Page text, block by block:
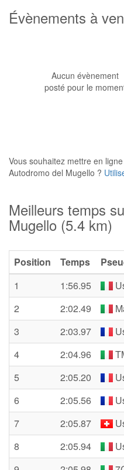
Évènements à
Aucun évènement
posté pour le
Vous souhaitez mettre en
Autodromo del Mugello ?
Meilleurs temps
Mugello (5.4 km)
Position Temps
1
1:56.95
2
2:02.49
3
2:03.97
4
2:04.96
5
2:05.20
6
2:05.56
7
2:05.87
8
2:05.94